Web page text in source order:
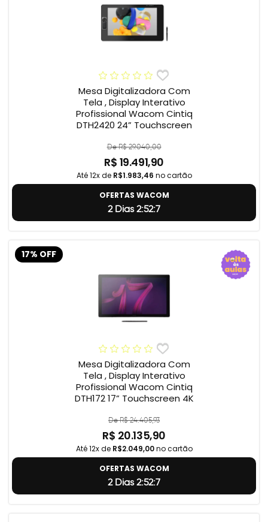
Mesa Digitalizadora Com
Tela , Display Interativo
Profissional Wacom Cintiq
DTH2420 24” Touchscreen
De R$ 29.040,00
R$ 19.491,90
Até 12x de R$1.983,46 no cartão
OFERTAS WACOM
2 Dias 2:52:6
17% OFF
Mesa Digitalizadora Com
Tela , Display Interativo
Profissional Wacom Cintiq
DTH172 17” Touchscreen 4K
De R$ 24.405,93
R$ 20.135,90
Até 12x de R$2.049,00no cartão
OFERTAS WACOM
2 Dias 2:52:6